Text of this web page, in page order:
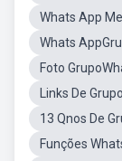
Whats App
Whats
Foto
Links De
13 Qnos De
Funções